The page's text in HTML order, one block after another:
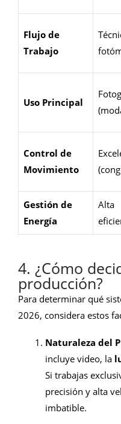
Flujo de
Trabajo
Uso Principal
Control de
Movimiento
Gestión de
Energía
Alta
4. ¿Cómo
producción?
Para determinar qué
2026, considera estos
Naturaleza del
incluye video, la
Si trabajas
precisión y alta
imbatible.